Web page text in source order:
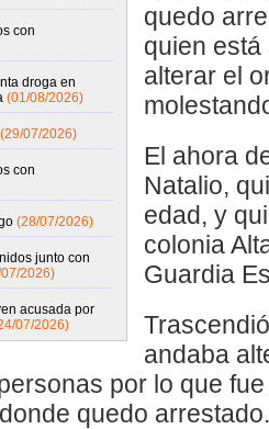
con
droga en
(01/08/2026)
(29/07/2026)
con
(28/07/2026)
junto con
2026)
acusada por
07/2026)
quedo
quien
alterar el
El ahora
Natalio,
edad, y
colonia
Guardia
andaba
por lo que
quedo arrestado.